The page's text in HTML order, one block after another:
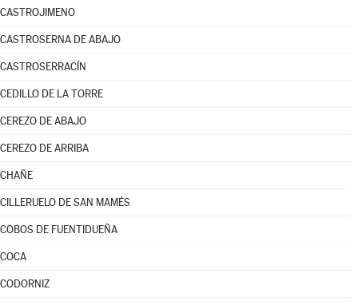
CASTROJIMENO
CASTROSERNA DE ABAJO
CASTROSERRACÍN
CEDILLO DE LA TORRE
CEREZO DE ABAJO
CEREZO DE ARRIBA
CHAÑE
CILLERUELO DE SAN MAMÉS
COBOS DE FUENTIDUEÑA
COCA
CODORNIZ